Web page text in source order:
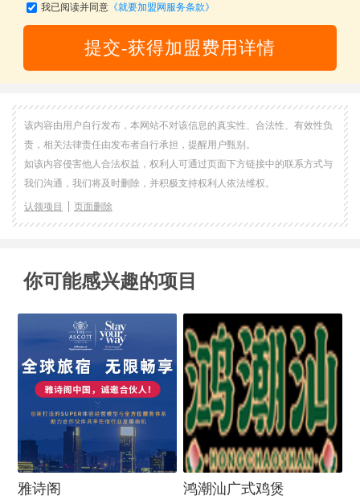
我已阅读并同意《就要加盟网服务条款》
提交-获得加盟费用详情
该内容由用户自行发布，本网站不对该信息的真实性、合法性、有效性负
责，相关法律责任由发布者自行承担，提醒用户甄别。
如该内容侵害他人合法权益，权利人可通过页面下方链接中的联系方式与
我们沟通，我们将及时删除，并积极支持权利人依法维权。
认领项目 页面删除
你可能感兴趣的项目
雅诗阁
鸿潮汕广式鸡煲